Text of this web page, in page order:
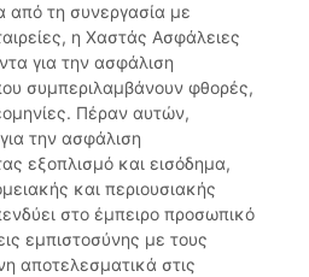
από τη συνεργασία με
η Χαστάς Ασφάλειες
για την ασφάλιση
συμπεριλαμβάνουν φθορές,
Πέραν αυτών,
την ασφάλιση
εξοπλισμό και εισόδημα,
και περιουσιακής
στο έμπειρο προσωπικό
εμπιστοσύνης με τους
αποτελεσματικά στις